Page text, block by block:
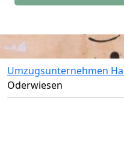
Umzugsunternehmen
Oderwiesen